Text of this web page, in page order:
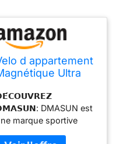
Après des
le bruit produit par
nos vélos d'appartement
dépasse pas 20 dbs,
un avantage
presque silencieux qui
procurera une
d'exercice
sans craindre
d appartement
Ultra
Vélo
avec
LCD,
DMASUN est
marque sportive